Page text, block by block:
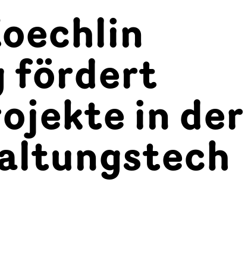
fördert
in der